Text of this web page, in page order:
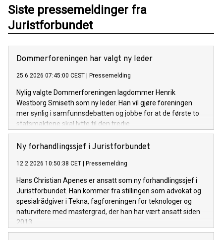
Siste pressemeldinger fra
Juristforbundet
Dommerforeningen har valgt ny leder
25.6.2026 07:45:00 CEST Pressemelding
Nylig valgte Dommerforeningen lagdommer Henrik
Westborg Smiseth som ny leder. Han vil gjøre foreningen
mer synlig i samfunnsdebatten og jobbe for at de første to
statsmaktene skal lytte til den tredje.
Ny forhandlingssjef i Juristforbundet
12.2.2026 10:50:38 CET Pressemelding
Hans Christian Apenes er ansatt som ny forhandlingssjef i
Juristforbundet. Han kommer fra stillingen som advokat og
spesialrådgiver i Tekna, fagforeningen for teknologer og
naturvitere med mastergrad, der han har vært ansatt siden
2013.